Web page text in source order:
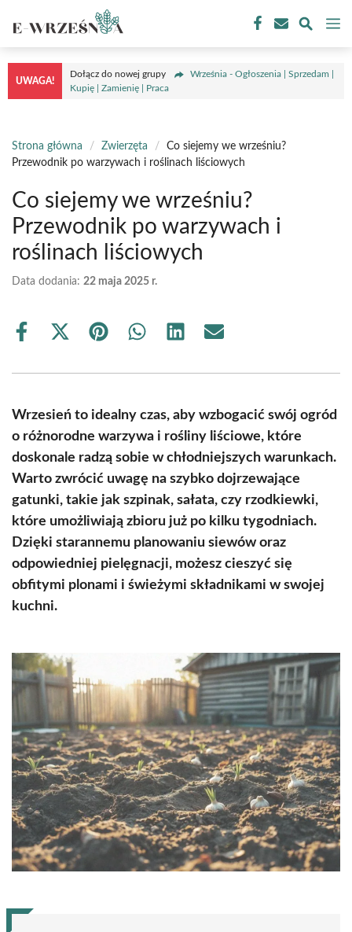
treści
UWAGA!
Dołącz do nowej grupy
Września - Ogłoszenia | Sprzedam |
Kupię | Zamienię | Praca
Strona główna / Zwierzęta /
Co siejemy we wrześniu?
Przewodnik po warzywach i roślinach liściowych
Co siejemy we wrześniu?
Przewodnik po warzywach i
roślinach liściowych
Data dodania: 22 maja 2025 r.
Share
Share
(Twitter)
Share Share Share Share
Wrzesień to idealny czas, aby wzbogacić swój ogród
o różnorodne warzywa i rośliny liściowe, które
doskonale radzą sobie w chłodniejszych warunkach.
Warto zwrócić uwagę na szybko dojrzewające
gatunki, takie jak szpinak, sałata, czy rzodkiewki,
które umożliwiają zbioru już po kilku tygodniach.
Dzięki starannemu planowaniu siewów oraz
odpowiedniej pielęgnacji, możesz cieszyć się
obfitymi plonami i świeżymi składnikami w swojej
kuchni.